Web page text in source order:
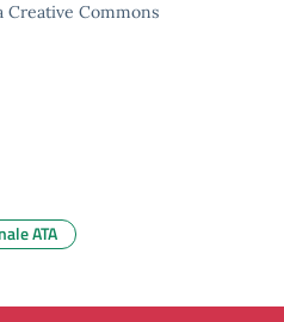
Creative Commons
ATA